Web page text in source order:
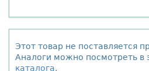
Этот товар не поставляется
Аналоги можно посмотреть в
каталога.